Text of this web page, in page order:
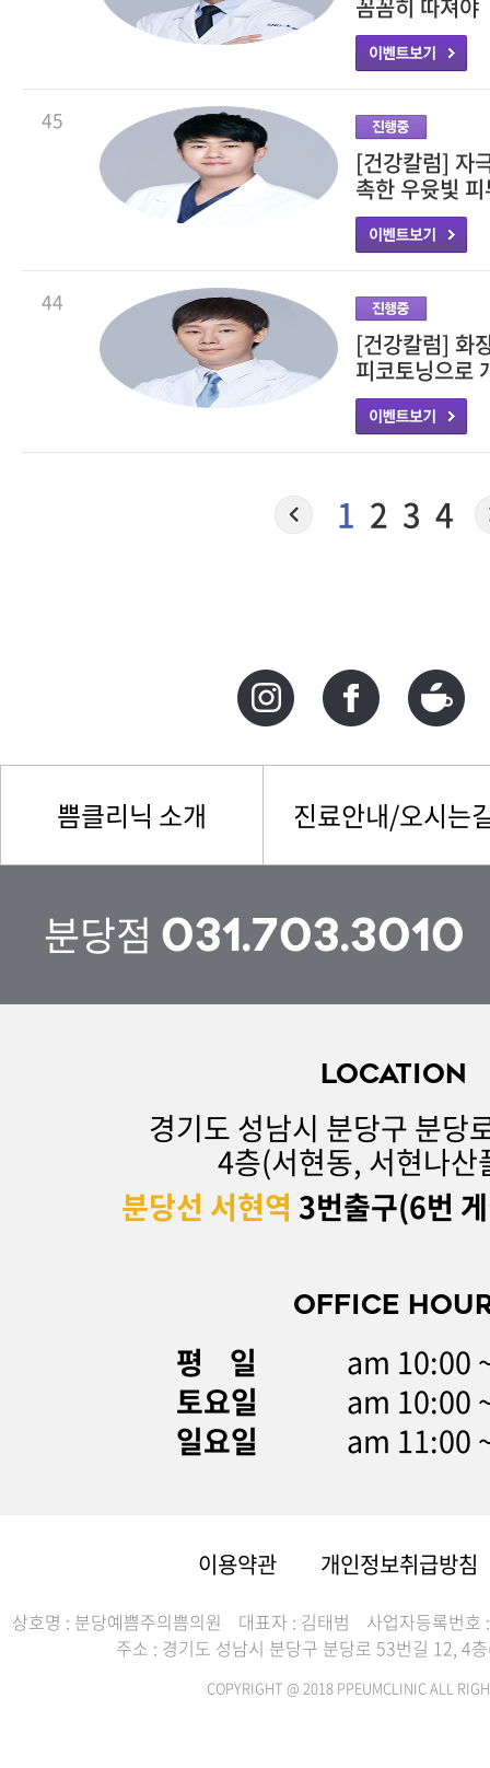
꼼꼼히 따져야
45
[건강칼럼] 자
촉한 우윳빛
44
[건강칼럼] 화
피코토닝으로
1 2 3 4
쁨클리닉 소개 진료안내/오시는
분당점 031.703.3010
LOCATION
경기도 성남시 분당구 분당
4층(서현동, 서현나산
분당선 서현역 3번출구(6번
OFFICE
평 일
am 10:00
토요일
am 10:00
일요일
am 11:00
이용약관 개인정보취급방침
상호명 : 분당예쁨주의쁨의원 대표자 : 김태범
사업자등록번
주소 : 경기도 성남시 분당구 분당로 53번길 12, 4
COPYRIGHT @ 2018 PPEUMCLINIC ALL